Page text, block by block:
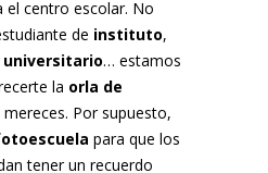
el centro escolar. No
de instituto,
universitario… estamos
la orla de
Por supuesto,
para que los
tener un recuerdo